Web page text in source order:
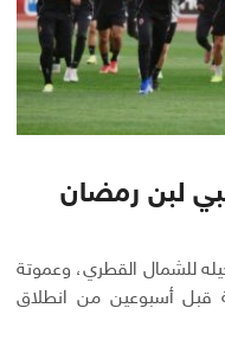
لبن رمضان
للشمال القطري، وعموتة
قبل أسبوعين من انطلاق